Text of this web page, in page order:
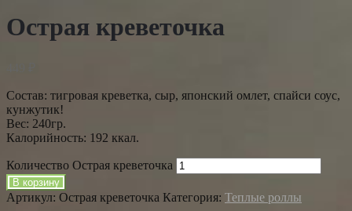
Острая креветочка
Состав: тигровая креветка, сыр, японский омлет, спайси соус,
кунжутик!
Вес: 240гр.
Калорийность: 192 ккал.
Количество Острая креветочка
В корзину
Артикул: Острая креветочка Категория: Теплые роллы